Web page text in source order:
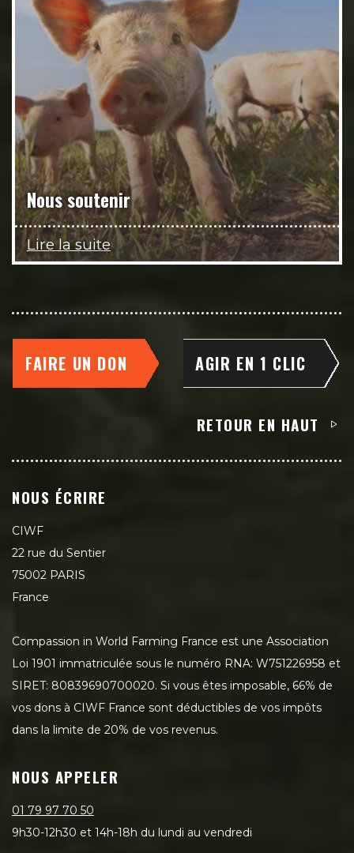
Nous soutenir
Lire la suite
FAIRE UN DON AGIR EN 1 CLIC
RETOUR EN HAUT
NOUS ÉCRIRE
CIWF
22 rue du Sentier
75002 PARIS
France
Compassion in World Farming France est une Association
Loi 1901 immatriculée sous le numéro RNA: W751226958 et
SIRET: 80839690700020. Si vous êtes imposable, 66% de
vos dons à CIWF France sont déductibles de vos impôts
dans la limite de 20% de vos revenus.
NOUS APPELER
01 79 97 70 50
9h30-12h30 et 14h-18h du lundi au vendredi